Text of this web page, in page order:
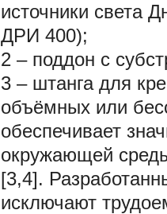
источники света
ДРИ 400);
2 – поддон с
3 – штанга для
объёмных или
обеспечивает
окружающей
[3,4].
исключают